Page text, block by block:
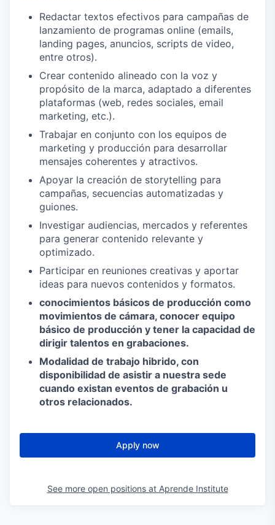
Redactar textos efectivos para campañas de
lanzamiento de programas online (emails,
landing pages, anuncios, scripts de video,
entre otros).
Crear contenido alineado con la voz y
propósito de la marca, adaptado a diferentes
plataformas (web, redes sociales, email
marketing, etc.).
Trabajar en conjunto con los equipos de
marketing y producción para desarrollar
mensajes coherentes y atractivos.
Apoyar la creación de storytelling para
campañas, secuencias automatizadas y
guiones.
Investigar audiencias, mercados y referentes
para generar contenido relevante y
optimizado.
Participar en reuniones creativas y aportar
ideas para nuevos contenidos y formatos.
conocimientos básicos de producción como
movimientos de cámara, conocer equipo
básico de producción y tener la capacidad de
dirigir talentos en grabaciones.
Modalidad de trabajo hibrido, con
disponibilidad de asistir a nuestra sede
cuando existan eventos de grabación u
otros relacionados.
Apply now
See more open positions at Aprende Institute